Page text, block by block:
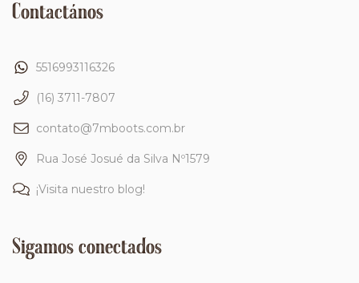
Contactános
5516993116326
(16) 3711-7807
contato@7mboots.com.br
Rua José Josué da Silva Nº1579
¡Visita nuestro blog!
Sigamos conectados